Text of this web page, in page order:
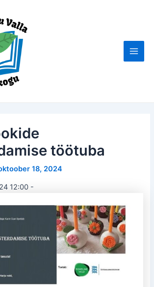
Main
töötuba
18, 2024
12:00 -